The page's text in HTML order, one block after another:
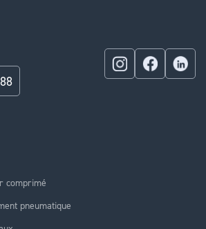
comprimé
pneumatique